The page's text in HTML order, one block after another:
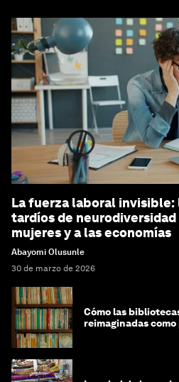
La fuerza laboral invisible:
tardíos de
mujeres y a las economías
Abayomi Olusunle
30 de marzo de 2026
Cómo las
reimaginadas